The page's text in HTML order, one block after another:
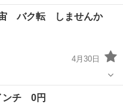
事も可能です♪ 基本的にはシ
ーズ／あー夏休み／Only
DANCE
バク転 しませんか
4月30日
ンチ 0円